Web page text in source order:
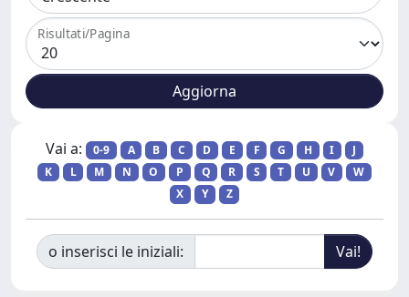
Risultati/Pagina
Vai a: 0-9 A B C D E F G H I
J
K
L M N O P Q R S T U V
W
X
Y Z
o inserisci le iniziali: